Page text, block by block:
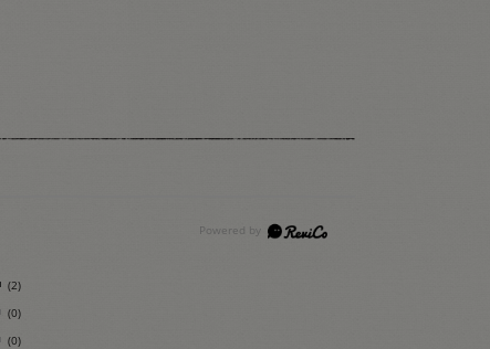
(2)
(0)
(0)